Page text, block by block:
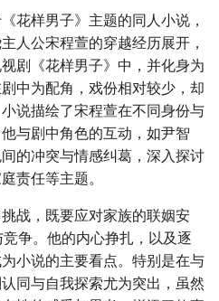
花样男子》主题的同人小说，
人公宋程萱的穿越经历展开，
剧《花样男子》中，并化身为
中为配角，戏份相对较少，却
说描绘了宋程萱在不同身份与
与剧中角色的互动，如尹智
的冲突与情感纠葛，深入探讨
责任等主题。
战，既要应对家族的联姻安
争。他的内心挣扎，以及逐
小说的主要看点。特别是在与
同与自我探索尤为突出，虽然